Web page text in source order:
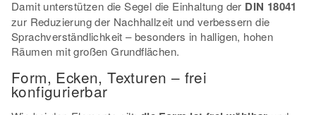
Damit unterstützen die Segel die Einhaltung der DIN 18041
zur Reduzierung der Nachhallzeit und verbessern die
Sprachverständlichkeit – besonders in halligen, hohen
Räumen mit großen Grundflächen.
Form, Ecken, Texturen – frei
konfigurierbar